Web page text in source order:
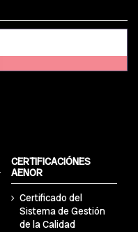
CERTIFICACIÓNES
AENOR
Certificado del
Sistema de Gestión
de la Calidad